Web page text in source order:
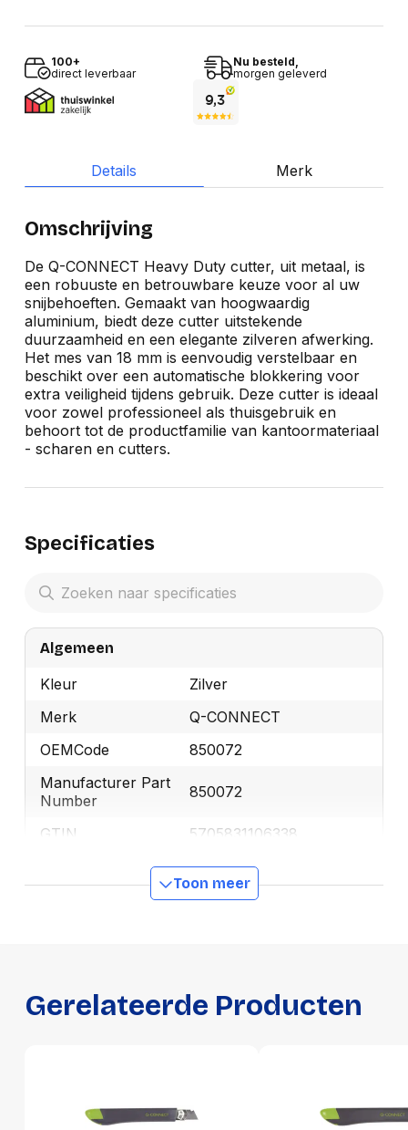
100+
direct leverbaar
Nu besteld,
morgen geleverd
Details Merk
Omschrijving
De Q-CONNECT Heavy Duty cutter, uit metaal, is
een robuuste en betrouwbare keuze voor al uw
snijbehoeften. Gemaakt van hoogwaardig
aluminium, biedt deze cutter uitstekende
duurzaamheid en een elegante zilveren afwerking.
Het mes van 18 mm is eenvoudig verstelbaar en
beschikt over een automatische blokkering voor
extra veiligheid tijdens gebruik. Deze cutter is ideaal
voor zowel professioneel als thuisgebruik en
behoort tot de productfamilie van kantoormateriaal
- scharen en cutters.
Specificaties
Algemeen
Kleur
Zilver
Merk
Q-CONNECT
OEMCode
850072
Manufacturer Part
Number
850072
GTIN 5705831106338
Productformaat
Gewicht
82 g
Toon meer
Gerelateerde Producten